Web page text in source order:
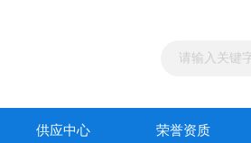
供应中心 荣誉资质